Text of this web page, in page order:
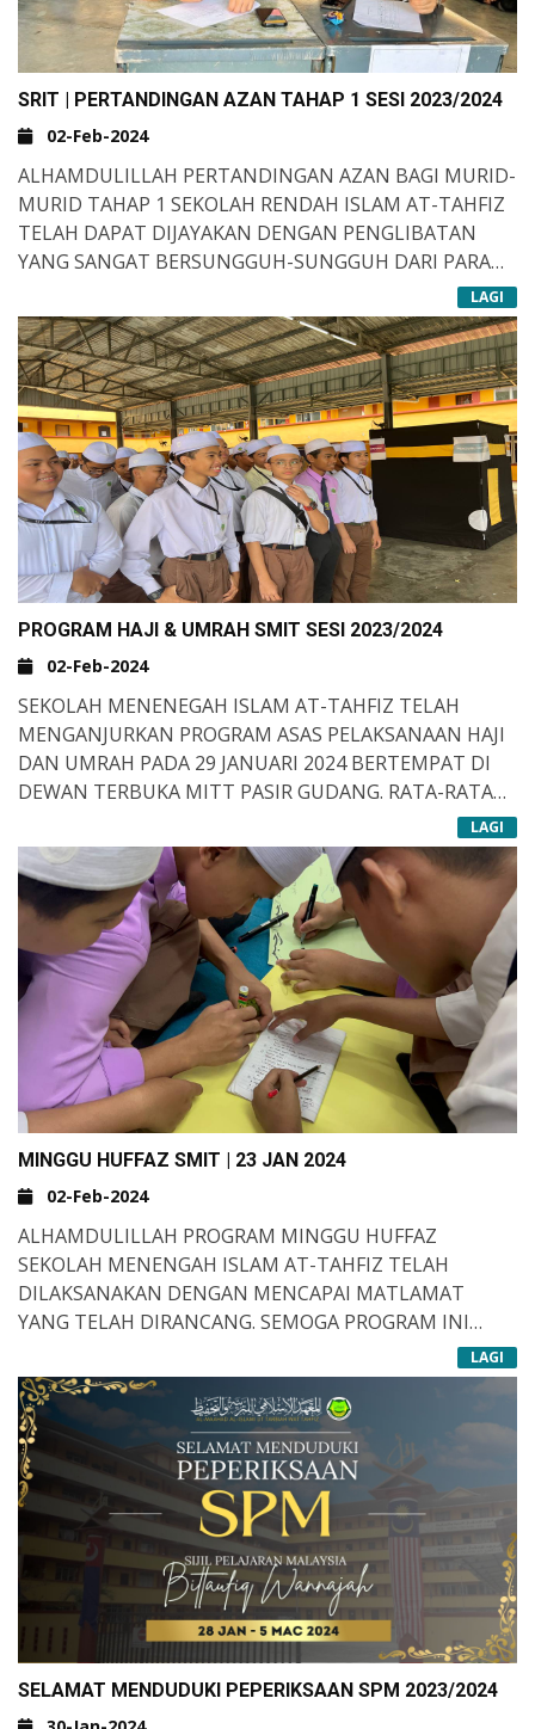
SRIT | PERTANDINGAN AZAN TAHAP 1 SESI 2023/2024
02-Feb-2024
ALHAMDULILLAH PERTANDINGAN AZAN BAGI MURID-
MURID TAHAP 1 SEKOLAH RENDAH ISLAM AT-TAHFIZ
TELAH DAPAT DIJAYAKAN DENGAN PENGLIBATAN
YANG SANGAT BERSUNGGUH-SUNGGUH DARI PARA
SEMANGAT UNTUK TERUS MELAKSANAKAN SYARIAT
INI DI MASA DEWASA KELAK DI MANA PUN MEREKA
BERADA.
LAGI
PROGRAM HAJI & UMRAH SMIT SESI 2023/2024
02-Feb-2024
SEKOLAH MENENEGAH ISLAM AT-TAHFIZ TELAH
MENGANJURKAN PROGRAM ASAS PELAKSANAAN HAJI
DAN UMRAH PADA 29 JANUARI 2024 BERTEMPAT DI
DEWAN TERBUKA MITT PASIR GUDANG. RATA-RATA
PELAJAR YANG TERLIBAT BENAR-BENAR TERUJA DAN
SANGAT BERMINAT DALAM MENDALAMI TATACARA
PELAKSANAAN IBADAH INI. TAHNIAH KEPADA
PENGANJUR PROGRAM KHASNYA ASSATIZAH YANG
TERLIBAT DI DALAM MENJAYAKAN PROGRAM YANG
SANGAT BERMANFAAT INI. SIRU ALA BARAKATILLAH.
LAGI
MINGGU HUFFAZ SMIT | 23 JAN 2024
02-Feb-2024
ALHAMDULILLAH PROGRAM MINGGU HUFFAZ
SEKOLAH MENENGAH ISLAM AT-TAHFIZ TELAH
DILAKSANAKAN DENGAN MENCAPAI MATLAMAT
YANG TELAH DIRANCANG. SEMOGA PROGRAM INI
MEMBERIKAN KESAN POSITIF YANG TERBAIK BUAT
ANAK-ANAK SMIT KHUSUSNYA. TAHNIAH KEPADA
ASSATAZIHA YANG TERLIBAT DALAM PELAKSANAAN
PROGRAM INI. SIRU ALA BARAKATILLAH&NBSP;
LAGI
SELAMAT MENDUDUKI PEPERIKSAAN SPM 2023/2024